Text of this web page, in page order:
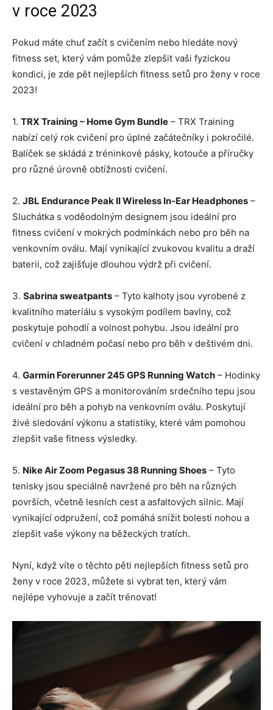
v roce 2023
Pokud máte chuť začít s cvičením nebo hledáte nový
fitness set, který vám pomůže zlepšit vaši fyzickou
kondici, je zde pět nejlepších fitness setů pro ženy v roce
2023!
1. TRX Training – Home Gym Bundle – TRX Training
nabízí celý rok cvičení pro úplné začátečníky i pokročilé.
Balíček se skládá z tréninkové pásky, kotouče a příručky
pro různé úrovně obtížnosti cvičení.
2. JBL Endurance Peak II Wireless In-Ear Headphones –
Sluchátka s voděodolným designem jsou ideální pro
fitness cvičení v mokrých podmínkách nebo pro běh na
venkovním oválu. Mají vynikající zvukovou kvalitu a draží
baterii, což zajišťuje dlouhou výdrž při cvičení.
3. Sabrina sweatpants – Tyto kalhoty jsou vyrobené z
kvalitního materiálu s vysokým podílem bavlny, což
poskytuje pohodlí a volnost pohybu. Jsou ideální pro
cvičení v chladném počasí nebo pro běh v deštivém dni.
4. Garmin Forerunner 245 GPS Running Watch – Hodinky
s vestavěným GPS a monitorováním srdečního tepu jsou
ideální pro běh a pohyb na venkovním oválu. Poskytují
živé sledování výkonu a statistiky, které vám pomohou
zlepšit vaše fitness výsledky.
5. Nike Air Zoom Pegasus 38 Running Shoes – Tyto
tenisky jsou speciálně navržené pro běh na různých
površích, včetně lesních cest a asfaltových silnic. Mají
vynikající odpružení, což pomáhá snížit bolesti nohou a
zlepšit vaše výkony na běžeckých tratích.
Nyní, když víte o těchto pěti nejlepších fitness setů pro
ženy v roce 2023, můžete si vybrat ten, který vám
nejlépe vyhovuje a začít trénovat!